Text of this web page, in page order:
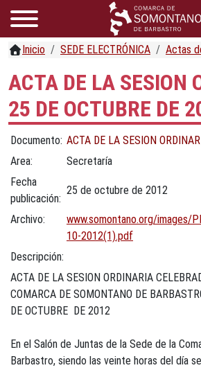
Inicio SEDE ELECTRÓNICA Actas
ACTA DE LA SESION
25 DE OCTUBRE DE
Documento: ACTA DE LA SESION
Area:
Secretaría
Fecha
publicación:
25 de octubre de 2012
Archivo:
www.somontano.org/images/
10-2012(1).pdf
Descripción:
ACTA DE LA SESION ORDINARIA
COMARCA DE SOMONTANO DE
DE OCTUBRE DE 2012
En el Salón de Juntas de la Sede de la
Barbastro, siendo las veinte horas del día